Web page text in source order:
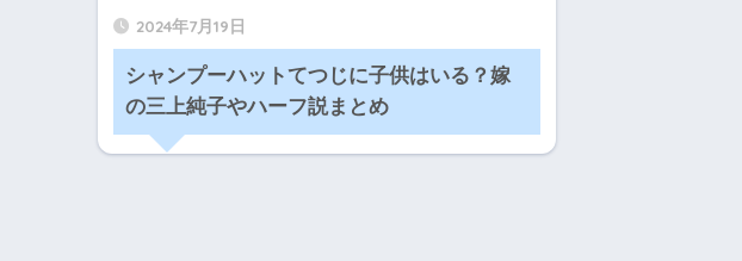
2024年7月19日
シャンプーハットてつじに子供はいる？嫁
の三上純子やハーフ説まとめ